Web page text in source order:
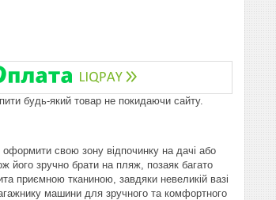
будь-який товар не покидаючи сайту.
свою зону відпочинку на дачі або
його зручно брати на пляж, позаяк багато
приємною тканиною, завдяки невеликій вазі
машини для зручного та комфортного